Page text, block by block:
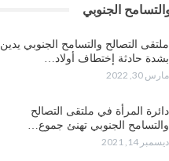
الجنوبي
ملتقى التصالح والتسامح الجنوبي يدين
بشدة حادثة إختطاف أولاد…
مارس 30, 2022
دائرة المرأة في ملتقى التصالح
والتسامح الجنوبي تهنئ جموع…
ديسمبر 14, 2021